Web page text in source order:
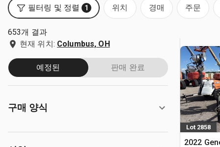
필터링 및 정렬 1 위치 경매 주문
653개 결과
현재 위치: Columbus, OH
예정된 판매 완료
구매 양식
Lot 2858
2022